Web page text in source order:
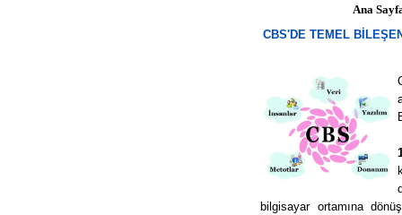
Ana
CBS'DE TEMEL
bilgisayar ortamına